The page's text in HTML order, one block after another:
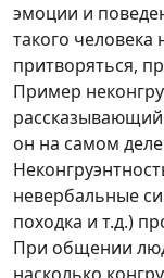
эмоции и
такого человека
притворяться,
Пример
рассказывающий
он на самом
невербальные
походка и т.д.)
При общении